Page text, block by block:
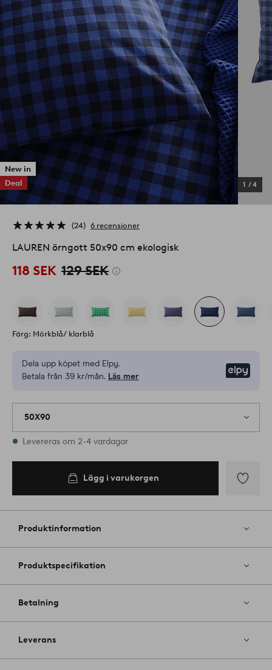
New in
Deal
1 /4
24 6 recensioner
LAUREN örngott 50x90 cm ekologisk
118 SEK 129 SEK
Färg: Mörkblå/ klarblå
Dela upp köpet med Elpy.
Betala från 39 kr/mån. Läs mer
50X90
I lager
Levereras om 2-4 vardagar
Lägg i varukorgen
till
favoriter
Produktinformation
Produktspecifikation
Betalning
Leverans